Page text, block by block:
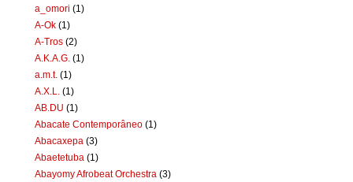
a_omori (1)
A-Ok (1)
A-Tros (2)
A.K.A.G. (1)
a.m.t. (1)
A.X.L.
(1)
AB.DU (1)
Abacate Contemporâneo (1)
Abacaxepa (3)
Abaetetuba (1)
Abayomy Afrobeat Orchestra (3)